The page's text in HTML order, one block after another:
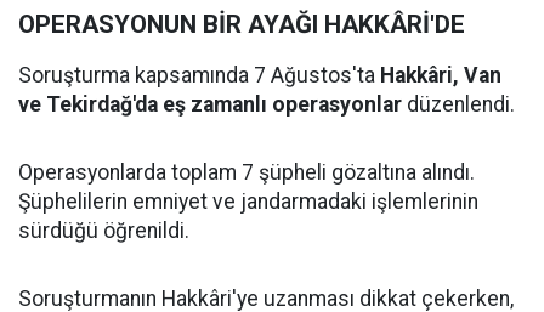
OPERASYONUN BİR AYAĞI HAKKÂRİ'DE
Soruşturma kapsamında 7 Ağustos'ta Hakkâri, Van
ve Tekirdağ'da eş zamanlı operasyonlar düzenlendi.
Operasyonlarda toplam 7 şüpheli gözaltına alındı.
Şüphelilerin emniyet ve jandarmadaki işlemlerinin
sürdüğü öğrenildi.
Soruşturmanın Hakkâri'ye uzanması dikkat çekerken,